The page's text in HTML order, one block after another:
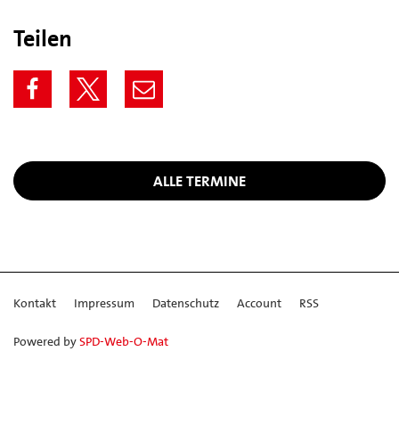
Teilen
ALLE TERMINE
Kontakt Impressum Datenschutz Account RSS
Powered bySPD-Web-O-Mat